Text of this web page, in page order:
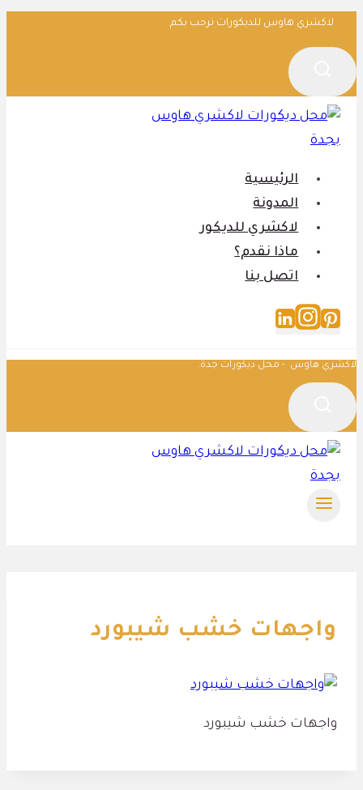
التجاوز
إلى
المحتوى
لاكشري هاوس للديكورات ترحب بكم
الرئيسية
المدونة
لاكشري للديكور
ماذا نقدم؟
اتصل بنا
لاكشري هاوس - محل ديكورات جدة.
واجهات خشب شيبورد
واجهات خشب شيبورد